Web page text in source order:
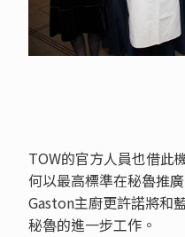
TOW的官方人員也借此
何以最高標準在秘魯推
Gaston主廚更許諾將和
秘魯的進一步工作。